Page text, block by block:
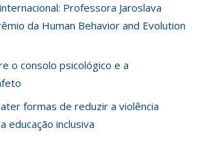
Professora Jaroslava
da Human Behavior and Evolution
o consolo psicológico e a
formas de reduzir a violência
educação inclusiva